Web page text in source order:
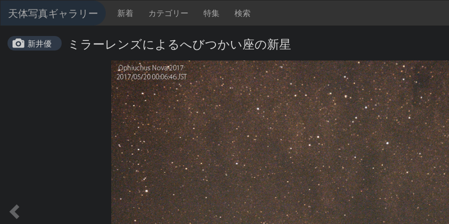
天体写真ギャラリー 新着 カテゴリー 特集 検索
新井優 ミラーレンズによるへびつかい座の新星